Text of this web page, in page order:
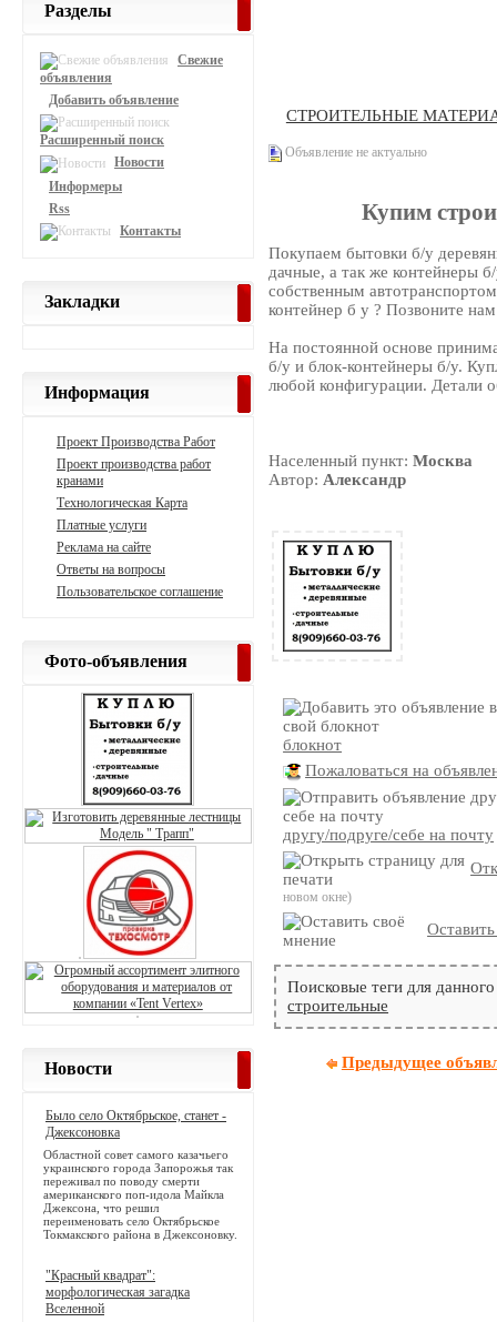
СТРОИТЕЛЬНЫЕ
Объявление не актуально
Купим
Покупаем бытовки б/у
дачные, а так же контейнеры
собственным
контейнер б у ? Позвоните
На постоянной основе
б/у и блок-контейнеры б/у.
любой конфигурации. Детали
Населенный пункт:Москва
Автор: Александр
блокнот
Пожаловаться на
другу/подруге/себе на почту
новом окне)
Поисковые теги для
строительные
Предыдущее
Разделы
Свежие
объявления
Добавить объявление
Расширенный поиск
Новости
Информеры
Rss
Контакты
Закладки
Информация
Проект Производства Работ
Проект производства работ
кранами
Технологическая Карта
Платные услуги
Реклама на сайте
Ответы на вопросы
Пользовательское соглашение
Фото-объявления
Новости
Было село Октябрьское, станет -
Джексоновка
Областной совет самого казачьего
украинского города Запорожья так
переживал по поводу смерти
американского поп-идола Майкла
Джексона, что решил
переименовать село Октябрьское
Токмакского района в Джексоновку.
"Красный квадрат":
морфологическая загадка
Вселенной